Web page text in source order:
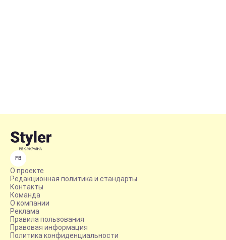
FB
О проекте
Редакционная политика и стандарты
Контакты
Команда
О компании
Реклама
Правила пользования
Правовая информация
Политика конфиденциальности